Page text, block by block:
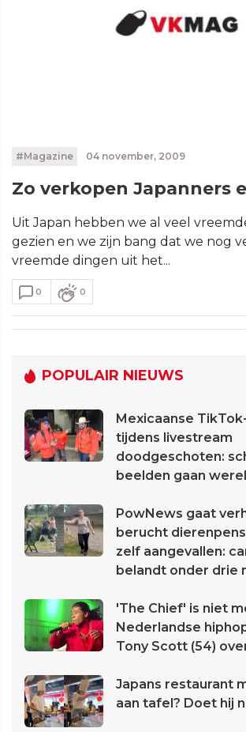
#Magazine 04 november, 2009
Zo verkopen Japanners
Uit Japan hebben we al veel
gezien en we zijn bang dat we nog
vreemde dingen uit het...
0 0
POPULAIR NIEUWS
Mexicaanse
tijdens livestream
doodgeschoten:
beelden gaan
PowNews gaat
berucht
zelf aangevallen:
belandt onder drie
'The Chief' is niet
Nederlandse
Tony Scott (54)
Japans restaurant
aan tafel? Doet hij